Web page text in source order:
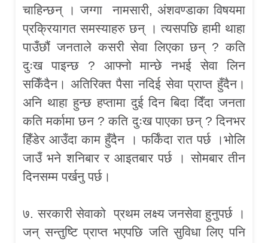
चाहिन्छन् । जग्गा नामसारी, अंशवण्डाका विषयमा
प्रक्रियागत समस्याहरु छन् । त्यसपछि हामी थाहा
पाउँछौं जनताले कसरी सेवा लिएका छन् ? कति
दुःख पाइन्छ ? आफ्नो मान्छे नभई सेवा लिन
सकिँदैन। अतिरिक्त पैसा नदिई सेवा प्राप्त हुँदैन।
अनि थाहा हुन्छ हप्तामा दुई दिन बिदा दिँदा जनता
कति मर्कामा छन ? कति दुःख पाएका छन् ? दिनभर
हिँडेर आउँदा काम हुँदैन । फर्किंदा रात पर्छ ।भोलि
जाउँ भने शनिबार र आइतबार पर्छ । सोमबार तीन
दिनसम्म पर्खनु पर्छ।
७. सरकारी सेवाको प्रथम लक्ष्य जनसेवा हुनुपर्छ ।
जन् सन्तुष्टि प्राप्त भएपछि जति सुविधा लिए पनि